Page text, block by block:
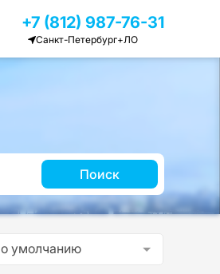
+7 (812) 987-76-31
Санкт-Петербург+ЛО
Поиск
умолчанию